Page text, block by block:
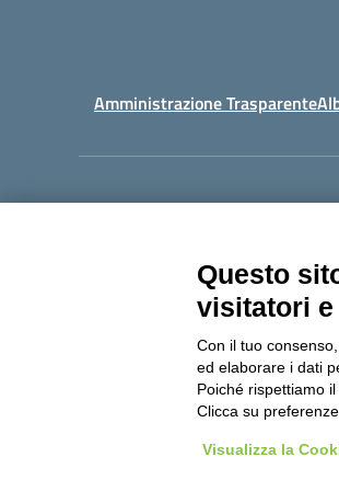
Amministrazione Trasparente
Questo
visitatori e
Con il tuo
ed elaborare i dati
Poiché rispettiamo
Clicca su
Visualizza la